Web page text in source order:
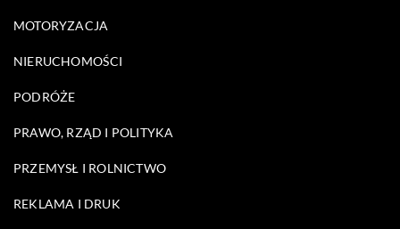
MOTORYZACJA
NIERUCHOMOŚCI
PODRÓŻE
PRAWO, RZĄD I POLITYKA
PRZEMYSŁ I ROLNICTWO
REKLAMA I DRUK